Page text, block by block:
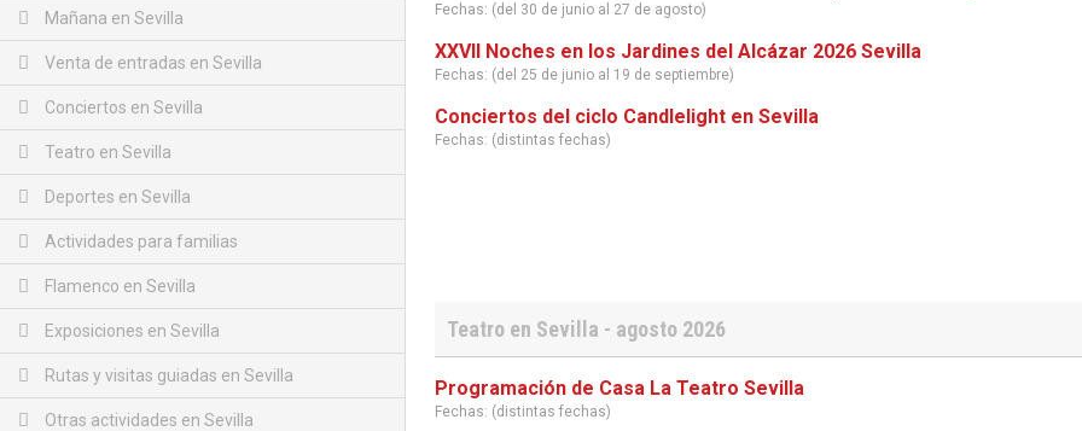
Mañana en Sevilla
Venta de entradas en Sevilla
Conciertos en Sevilla
Teatro en Sevilla
Deportes en Sevilla
Actividades para familias
Flamenco en Sevilla
Exposiciones en Sevilla
Rutas y visitas guiadas en Sevilla
Otras actividades en Sevilla
Fechas: (del 30 de junio al 27 de agosto)
XXVII Noches en los Jardines del Alcázar 2026 Sevilla
Fechas: (del 25 de junio al 19 de septiembre)
Conciertos del ciclo Candlelight en Sevilla
Fechas: (distintas fechas)
Teatro en Sevilla - agosto 2026
Programación de Casa La Teatro Sevilla
Fechas: (distintas fechas)